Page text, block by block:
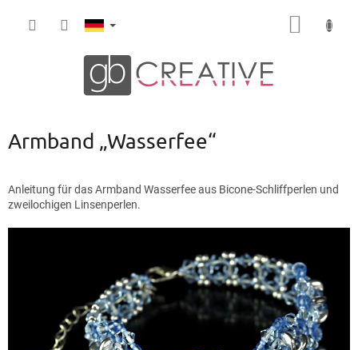
Armband „Wasserfee“
Anleitung für das Armband Wasserfee aus Bicone-Schliffperlen und
zweilochigen Linsenperlen.